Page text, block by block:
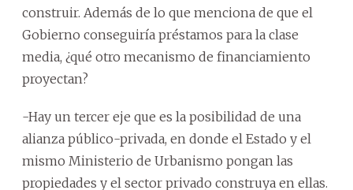
construir. Además de lo que menciona de que el
Gobierno conseguiría préstamos para la clase
media, ¿qué otro mecanismo de financiamiento
proyectan?
-Hay un tercer eje que es la posibilidad de una
alianza público-privada, en donde el Estado y el
mismo Ministerio de Urbanismo pongan las
propiedades y el sector privado construya en ellas.